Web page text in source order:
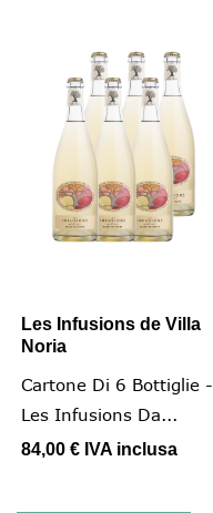
Les Infusions de Villa
Noria
Cartone Di 6 Bottiglie -
Les Infusions Da...
84,00 € IVA inclusa